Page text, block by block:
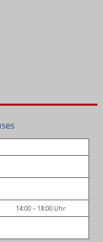
14:00 – 18:00 Uhr